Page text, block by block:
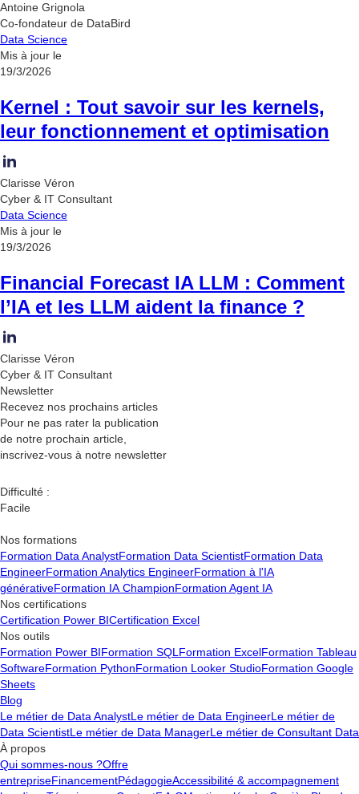
Antoine Grignola
Co-fondateur de DataBird
Data Science
Mis à jour le
19/3/2026
Kernel : Tout savoir sur les kernels,
leur fonctionnement et optimisation
Clarisse Véron
Cyber & IT Consultant
Data Science
Mis à jour le
19/3/2026
Financial Forecast IA LLM : Comment
l’IA et les LLM aident la finance ?
Clarisse Véron
Cyber & IT Consultant
Newsletter
Recevez nos prochains articles
Pour ne pas rater la publication
de notre prochain article,
inscrivez-vous à notre newsletter
Difficulté :
Facile
Nos formations
Formation Data AnalystFormation Data ScientistFormation Data
EngineerFormation Analytics EngineerFormation à l'IA
générativeFormation IA ChampionFormation Agent IA
Nos certifications
Certification Power BICertification Excel
Nos outils
Formation Power BIFormation SQL Formation ExcelFormation Tableau
SoftwareFormation PythonFormation Looker StudioFormation Google
Sheets
Blog
Le métier de Data AnalystLe métier de Data EngineerLe métier de
Data ScientistLe métier de Data ManagerLe métier de Consultant Data
À propos
Qui sommes-nous ?Offre
entrepriseFinancementPédagogieAccessibilité & accompagnement